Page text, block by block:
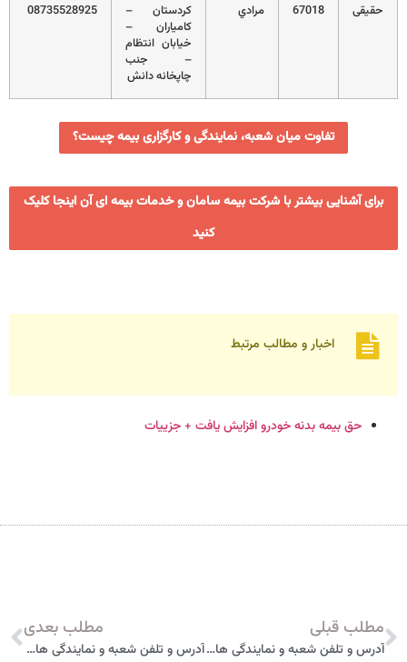
حقیقی 67018 مرادي
کردستان –
کامياران –
خيابان انتظام
– جنب
چاپخانه دانش
08735528925
تفاوت میان شعبه، نمایندگی و کارگزاری بیمه چیست؟
برای آشنایی بیشتر با شرکت بیمه سامان و خدمات بیمه ای آن اینجا کلیک
کنید
اخبار و مطالب مرتبط
حق بیمه بدنه خودرو افزایش یافت + جزییات
مطلب قبلی
آدرس و تلفن شعبه و نمایندگی های بیمه سامان در قروه
مطلب بعدی
آدرس و تلفن شعبه و نمایندگی های بیمه سامان در مریوان